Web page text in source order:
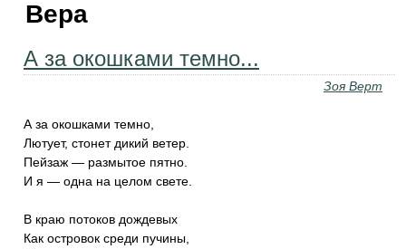
Вера
А за окошками темно...
Зоя Верт
А за окошками темно,
Лютует, стонет дикий ветер.
Пейзаж — размытое пятно.
И я — одна на целом свете.
В краю потоков дождевых
Как островок среди пучины,